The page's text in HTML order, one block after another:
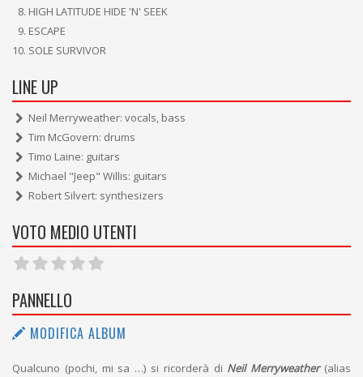
HIGH LATITUDE HIDE 'N' SEEK
ESCAPE
SOLE SURVIVOR
LINE UP
Neil Merryweather: vocals, bass
Tim McGovern: drums
Timo Laine: guitars
Michael "Jeep" Willis: guitars
Robert Silvert: synthesizers
VOTO MEDIO UTENTI
PANNELLO
MODIFICA ALBUM
Qualcuno (pochi, mi sa …) si ricorderà di Neil Merryweather(alias